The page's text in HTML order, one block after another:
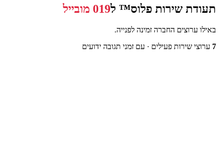
תעודת שירות פלוס™ ל019 מובייל
באילו ערוצים החברה זמינה לפנייה.
7 ערוצי שירות פעילים · עם זמני תגובה ידועים